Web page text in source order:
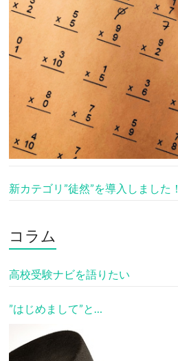
新カテゴリ”徒然”を導入しました！
コラム
高校受験ナビを語りたい
”はじめまして”と…